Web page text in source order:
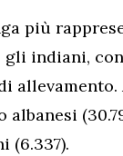
più
indiani,
albanesi
(6.337).